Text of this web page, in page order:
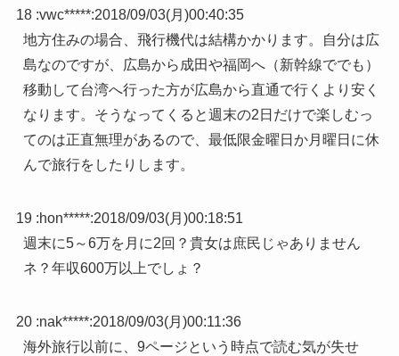
18 :vwc*****:2018/09/03(月)00:40:35
地方住みの場合、飛行機代は結構かかります。自分は広
島なのですが、広島から成田や福岡へ（新幹線ででも）
移動して台湾へ行った方が広島から直通で行くより安く
なります。そうなってくると週末の2日だけで楽しむっ
てのは正直無理があるので、最低限金曜日か月曜日に休
んで旅行をしたりします。
19 :hon*****:2018/09/03(月)00:18:51
週末に5～6万を月に2回？貴女は庶民じゃありません
ネ？年収600万以上でしょ？
20 :nak*****:2018/09/03(月)00:11:36
海外旅行以前に、9ページという時点で読む気が失せ